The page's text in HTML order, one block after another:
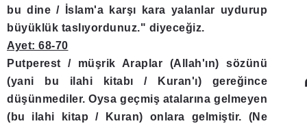
bu dine / İslam'a karşı kara yalanlar uydurup
büyüklük taslıyordunuz." diyeceğiz.
Ayet: 68-70
Putperest / müşrik Araplar (Allah'ın) sözünü
(yani bu ilahi kitabı / Kuran'ı) gereğince
düşünmediler. Oysa geçmiş atalarına gelmeyen
(bu ilahi kitap / Kuran) onlara gelmiştir. (Ne